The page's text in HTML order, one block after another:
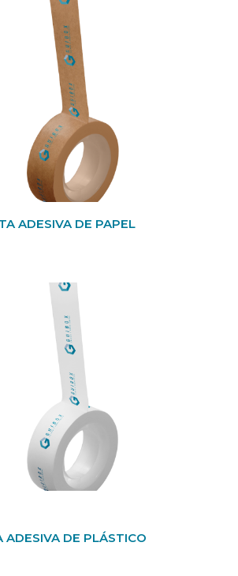
ADESIVA DE PAPEL
ADESIVA DE PLÁSTICO